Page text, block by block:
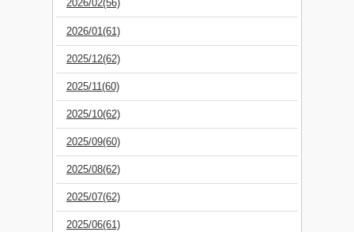
2026/02(56)
2026/01(61)
2025/12(62)
2025/11(60)
2025/10(62)
2025/09(60)
2025/08(62)
2025/07(62)
2025/06(61)